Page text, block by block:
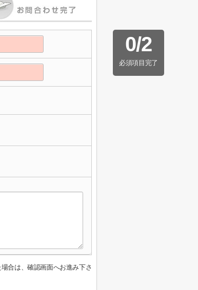
0/2
必須項目完了
合は、確認画面へお進み下さ